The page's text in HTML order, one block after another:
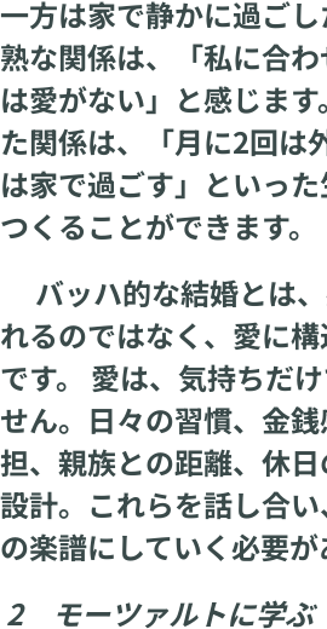
一方は家で静かに過ご
熟な関係は、「私に合
は愛がない」と感じま
た関係は、「月に2回は
は家で過ごす」といっ
つくることができます。
バッハ的な結婚とは
れるのではなく、愛に
です。 愛は、気持ちだ
せん。日々の習慣、金
担、親族との距離、休
設計。これらを話し合
の楽譜にしていく必要が
2 モーツァルトに学ぶ